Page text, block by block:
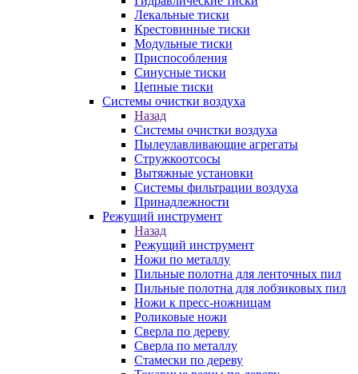
Лекальные тиски
Крестовинные тиски
Модульные тиски
Приспособления
Синусные тиски
Цепные тиски
Системы очистки воздуха
Назад
Системы очистки воздуха
Пылеулавливающие агрегаты
Стружкоотсосы
Вытяжные установки
Системы фильтрации воздуха
Принадлежности
Режущий инструмент
Назад
Режущий инструмент
Ножи по металлу
Пильные полотна для ленточных пил
Пильные полотна для лобзиковых пил
Ножи к пресс-ножницам
Роликовые ножи
Сверла по дереву
Сверла по металлу
Стамески по дереву